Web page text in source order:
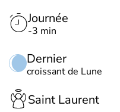
Journée
-3 min
Dernier
croissant de Lune
Saint Laurent